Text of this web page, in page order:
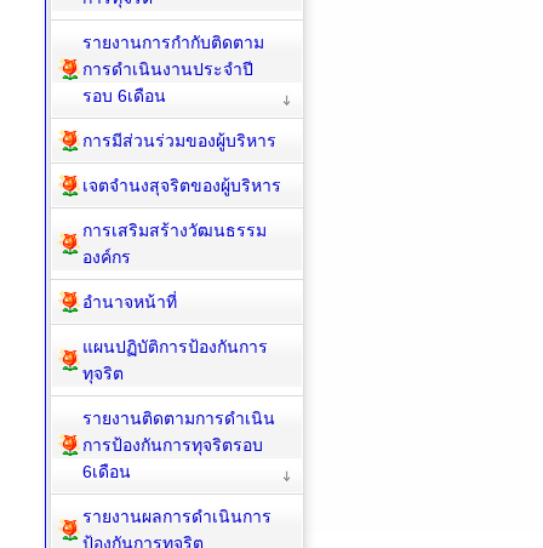
รายงานการกำกับติดตาม
การดำเนินงานประจำปี
รอบ 6เดือน
การมีส่วนร่วมของผู้บริหาร
เจตจำนงสุจริตของผู้บริหาร
การเสริมสร้างวัฒนธรรม
องค์กร
อำนาจหน้าที่
แผนปฏิบัติการป้องกันการ
ทุจริต
รายงานติดตามการดำเนิน
การป้องกันการทุจริตรอบ
6เดือน
รายงานผลการดำเนินการ
ป้องกันการทุจริต